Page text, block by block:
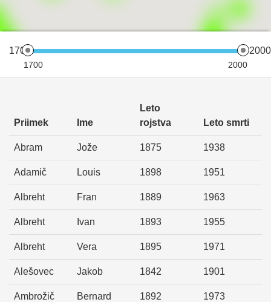
1700
1700 2000
2000
Priimek Ime
Leto
rojstva
Leto smrti
Abram Jože 1875 1938
Adamič Louis 1898 1951
Albreht Fran 1889 1963
Albreht Ivan 1893 1955
Albreht Vera 1895 1971
Alešovec Jakob 1842 1901
Ambrožič Bernard 1892 1973